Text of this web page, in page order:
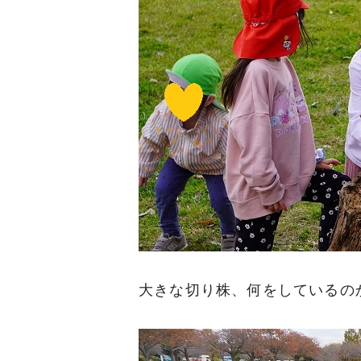
大きな切り株、何をしているの